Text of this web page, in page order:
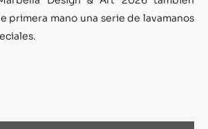
primera mano una serie de lavamanos